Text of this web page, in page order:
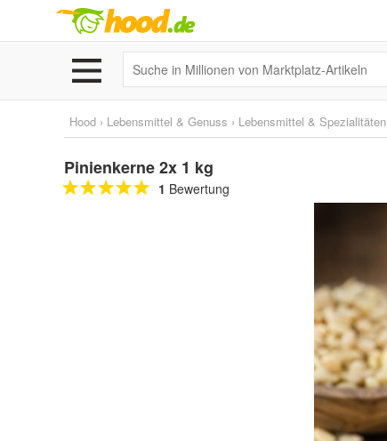
Hood › Lebensmittel & Genuss › Lebensmittel & Spezialitäten
Pinienkerne 2x 1 kg
1 Bewertung